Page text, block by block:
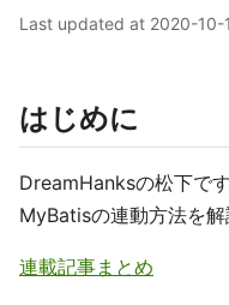
Last updated at 2020-10-
はじめに
DreamHanksの松下で
MyBatisの連動方法を解
連載記事まとめ